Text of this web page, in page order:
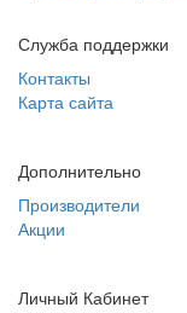
Служба поддержки
Контакты
Карта сайта
Дополнительно
Производители
Акции
Личный Кабинет